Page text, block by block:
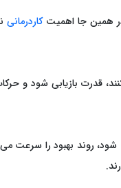
در همین‌ جا اهمیتکاردرمانی
قدرت بازیابی شود و
شود، روند بهبود را